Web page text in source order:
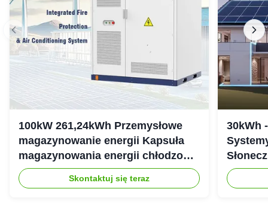
100kW 261,24kWh Przemysłowe
magazynowanie energii Kapsuła
magazynowania energii chłodzonej
cieczą IP54
Skontaktuj się teraz
30kWh